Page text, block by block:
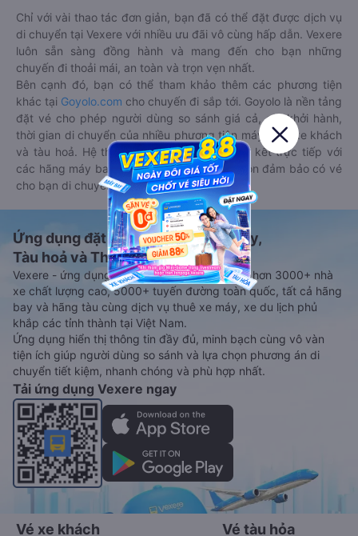
Chỉ với vài thao tác đơn giản, bạn đã có thể đặt được dịch vụ
di chuyển tại Vexere với nhiều ưu đãi vô cùng hấp dẫn. Vexere
luôn sẵn sàng đồng hành và mang đến cho bạn những
chuyến đi thoải mái, an toàn và trọn vẹn nhất.
Bên cạnh đó, bạn có thể tham khảo thêm các phương tiện
khác tại Goyolo.com cho chuyến đi sắp tới. Goyolo là nền tảng
đặt vé cho phép người dùng so sánh giá cả, giờ khởi hành,
thời gian di chuyển của nhiều phương tiện máy bay, xe khách
và tàu hoả. Hệ thống của Goyolo được liên kết trực tiếp với
các hãng máy bay, xe khách và tàu hoả, luôn đảm bảo có vé
cho bạn di chuyển.
Ứng dụng đặt vé Xe khách, Máy bay,
Tàu hoả và Thuê xe
Vexere - ứng dụng đặt vé đa phương tiện với hơn 3000+ nhà
xe chất lượng cao, 5000+ tuyến đường toàn quốc, tất cả hãng
bay và hãng tàu cùng dịch vụ thuê xe máy, xe du lịch phủ
khắp các tỉnh thành tại Việt Nam.
Ứng dụng hiển thị thông tin đầy đủ, minh bạch cùng vô vàn
tiện ích giúp người dùng so sánh và lựa chọn phương án di
chuyển tiết kiệm, nhanh chóng và phù hợp nhất.
Tải ứng dụng Vexere ngay
Vé xe khách Vé tàu hỏa